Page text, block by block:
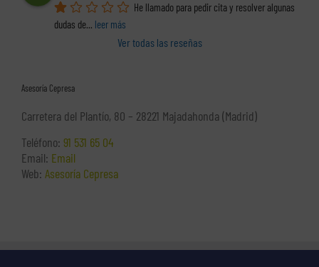
He llamado para pedir cita y resolver algunas
dudas de... leer más
Ver todas las reseñas
Asesoría Cepresa
Carretera del Plantío, 80 – 28221 Majadahonda (Madrid)
Teléfono: 91 531 65 04
Email: Email
Web: Asesoría Cepresa